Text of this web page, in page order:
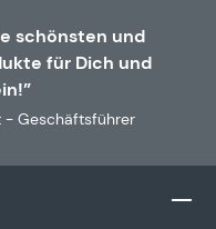
schönsten und
für Dich und
- Geschäftsführer